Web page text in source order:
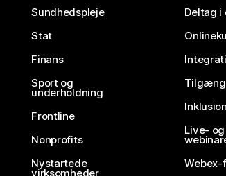
Sundhedspleje
Stat
Finans
Sport og
underholdning
Frontline
Nonprofits
Nystartede
virksomheder
Deltag i
Inklusion
Live-